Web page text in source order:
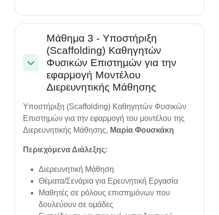
Collapse
Μάθημα 3 - Υποστήριξη
(Scaffolding) Καθηγητών
Φυσικών Επιστημών για την
εφαρμογή Μοντέλου
Διερευνητικής Μάθησης
Υποστήριξη (Scaffolding) Καθηγητών Φυσικών
Επιστημών για την εφαρμογή του μοντέλου της
Διερευνητικής Μάθησης, Μαρία Φουσκάκη
Περιεχόμενα Διάλεξης:
Διερευνητική Μάθηση
Θέματα/Σενάρια για Ερευνητική Εργασία
Μαθητές σε ρόλους επιστημόνων που
δουλεύουν σε ομάδες